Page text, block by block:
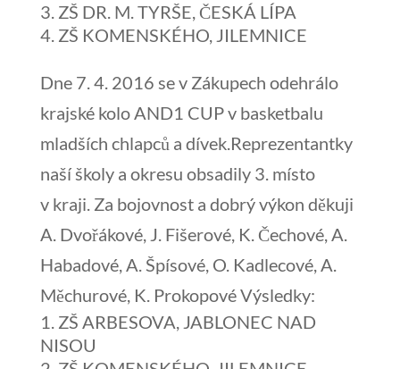
ZŠ DR. M. TYRŠE, ČESKÁ LÍPA
ZŠ KOMENSKÉHO, JILEMNICE
Dne 7. 4. 2016 se v Zákupech odehrálo
krajské kolo AND1 CUP v basketbalu
mladších chlapců a dívek.Reprezentantky
naší školy a okresu obsadily 3. místo
v kraji. Za bojovnost a dobrý výkon děkuji
A. Dvořákové, J. Fišerové, K. Čechové, A.
Habadové, A. Špísové, O. Kadlecové, A.
Měchurové, K. Prokopové Výsledky:
ZŠ ARBESOVA, JABLONEC NAD
NISOU